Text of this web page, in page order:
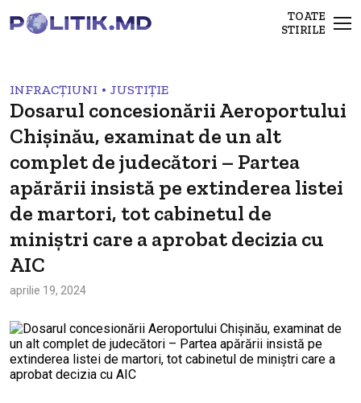
TOATE
STIRILE
INFRACȚIUNI • JUSTIȚIE
Dosarul concesionării Aeroportului
Chișinău, examinat de un alt
complet de judecători – Partea
apărării insistă pe extinderea listei
de martori, tot cabinetul de
miniștri care a aprobat decizia cu
AIC
aprilie 19, 2024